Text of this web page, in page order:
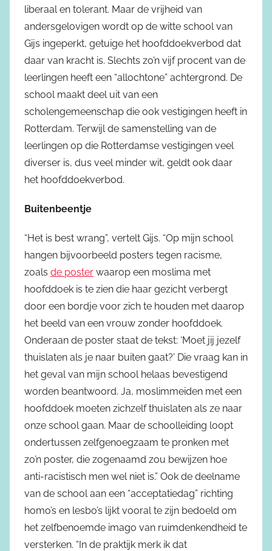
liberaal en tolerant. Maar de vrijheid van
andersgelovigen wordt op de witte school van
Gijs ingeperkt, getuige het hoofddoekverbod dat
daar van kracht is. Slechts zo’n vijf procent van de
leerlingen heeft een “allochtone” achtergrond. De
school maakt deel uit van een
scholengemeenschap die ook vestigingen heeft in
Rotterdam. Terwijl de samenstelling van de
leerlingen op die Rotterdamse vestigingen veel
diverser is, dus veel minder wit, geldt ook daar
het hoofddoekverbod.
Buitenbeentje
“Het is best wrang”, vertelt Gijs. “Op mijn school
hangen bijvoorbeeld posters tegen racisme,
zoals de poster waarop een moslima met
hoofddoek is te zien die haar gezicht verbergt
door een bordje voor zich te houden met daarop
het beeld van een vrouw zonder hoofddoek.
Onderaan de poster staat de tekst: ‘Moet jij jezelf
thuislaten als je naar buiten gaat?’ Die vraag kan in
het geval van mijn school helaas bevestigend
worden beantwoord. Ja, moslimmeiden met een
hoofddoek moeten zichzelf thuislaten als ze naar
onze school gaan. Maar de schoolleiding loopt
ondertussen zelfgenoegzaam te pronken met
zo’n poster, die zogenaamd zou bewijzen hoe
anti-racistisch men wel niet is.” Ook de deelname
van de school aan een “acceptatiedag” richting
homo’s en lesbo’s lijkt vooral te zijn bedoeld om
het zelfbenoemde imago van ruimdenkendheid te
versterken. “In de praktijk merk ik dat